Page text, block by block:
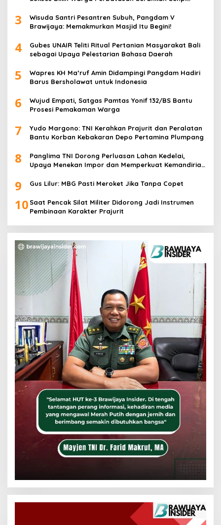
3
Wisuda Santri Pesantren Subuh, Pangdam V
Brawijaya: Memakmurkan Masjid Itu Begini!
4
Gubes UNAIR Teliti Ritual Pertanian Masyarakat Bali
sebagai Upaya Pelestarian Bahasa Daerah
5
Wapres KH Ma’ruf Amin Didampingi Pangdam Hadiri
Barus Bersholawat untuk Indonesia
6
Wujud Empati, Satgas Pamtas Yonif 132/BS Bantu
Prosesi Pemakaman Warga
7
Yudo Margono: TNI Kerahkan Prajurit dan Peralatan
Bantu Korban Kebakaran Depo Pertamina Plumpang
8
Panglima TNI Dorong Perluasan Lahan Kedelai,
Upaya Menekan Impor dan Memperkuat Kemandirian
9 Gus Lilur: MBG Pasti Meroket Jika Tanpa Copet
10 Saat Pencak Silat Militer Didorong Jadi Instrumen
Pembinaan Karakter Prajurit